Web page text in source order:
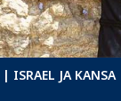
| ISRAEL JA KANSA